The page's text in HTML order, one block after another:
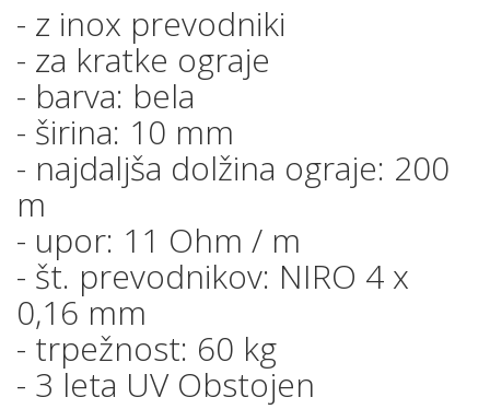
- z inox prevodniki
- za kratke ograje
- barva: bela
- širina: 10 mm
- najdaljša dolžina ograje: 200
m
- upor: 11 Ohm / m
- št. prevodnikov: NIRO 4 x
0,16 mm
- trpežnost: 60 kg
- 3 leta UV Obstojen